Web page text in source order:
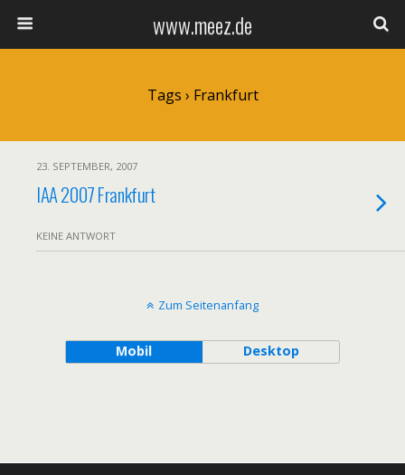
www.meez.de
Tags › Frankfurt
23. SEPTEMBER, 2007
IAA 2007 Frankfurt
KEINE ANTWORT
Zum Seitenanfang
Mobil Desktop